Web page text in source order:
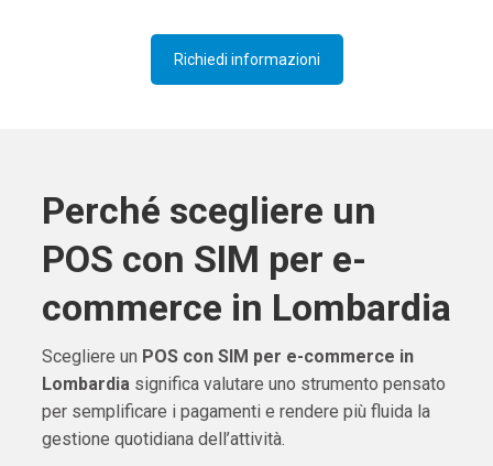
Richiedi informazioni
Perché scegliere un
POS con SIM per e-
commerce in Lombardia
Scegliere un POS con SIM per e-commerce in
Lombardiasignifica valutare uno strumento pensato
per semplificare i pagamenti e rendere più fluida la
gestione quotidiana dell’attività.